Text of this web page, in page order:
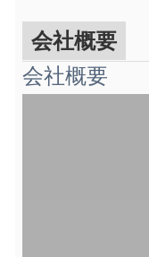
会社概要
会社概要